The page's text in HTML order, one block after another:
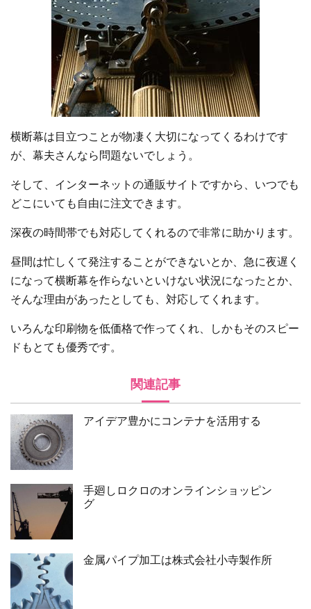
横断幕は目立つことが物凄く大切になってくるわけです
が、幕夫さんなら問題ないでしょう。
そして、インターネットの通販サイトですから、いつでも
どこにいても自由に注文できます。
深夜の時間帯でも対応してくれるので非常に助かります。
昼間は忙しくて発注することができないとか、急に夜遅く
になって横断幕を作らないといけない状況になったとか、
そんな理由があったとしても、対応してくれます。
いろんな印刷物を低価格で作ってくれ、しかもそのスピー
ドもとても優秀です。
関連記事
アイデア豊かにコンテナを活用する
手廻しロクロのオンラインショッピン
グ
金属パイプ加工は株式会社小寺製作所